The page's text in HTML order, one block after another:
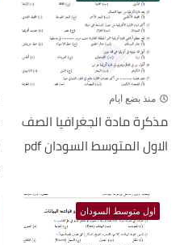
منذ بضع ايام
مذكرة مادة الجغرافيا الصف
الاول المتوسط السودان pdf
اول متوسط السودان